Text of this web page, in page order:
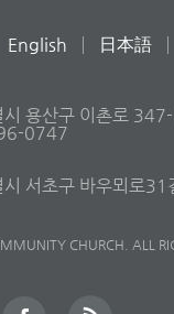
English 日本語
용산구 이촌로
0747
서초구 바우뫼로31
CHURCH. ALL